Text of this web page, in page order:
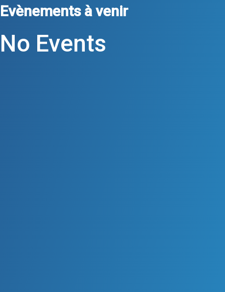
Evènements à venir
No Events